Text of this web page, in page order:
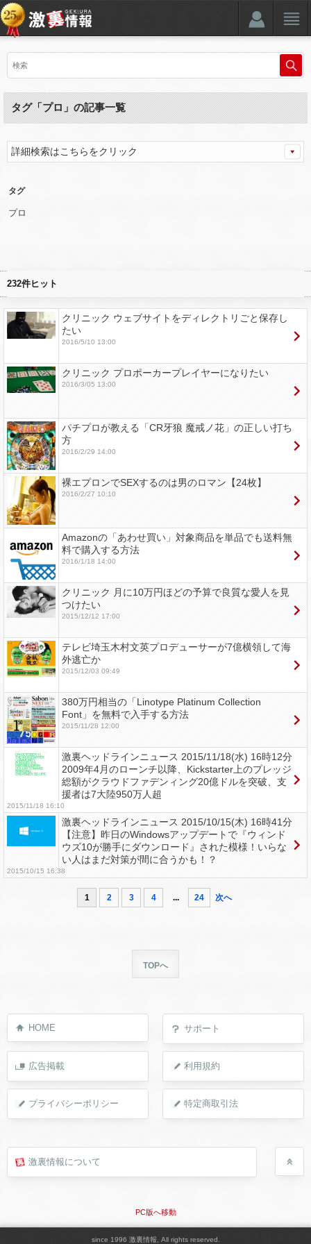
タグ「プロ」の記事一覧
詳細検索はこちらをクリック
タグ
プロ
232件ヒット
クリニック ウェブサイトをディレクトリごと保存し
たい
2016/5/10 13:00
クリニック プロポーカープレイヤーになりたい
2016/3/05 13:00
パチプロが教える「CR牙狼 魔戒ノ花」の正しい打ち
方
2016/2/29 14:00
裸エプロンでSEXするのは男のロマン【24枚】
2016/2/27 10:10
Amazonの「あわせ買い」対象商品を単品でも送料無
料で購入する方法
2016/1/18 14:00
クリニック 月に10万円ほどの予算で良質な愛人を見
つけたい
2015/12/12 17:00
テレビ埼玉木村文英プロデューサーが7億横領して海
外逃亡か
2015/12/03 09:49
380万円相当の「Linotype Platinum Collection
Font」を無料で入手する方法
2015/11/28 12:00
激裏ヘッドラインニュース 2015/11/18(水) 16時12分
2009年4月のローンチ以降、Kickstarter上のプレッジ
総額がクラウドファデンィング20億ドルを突破、支
援者は7大陸950万人超
2015/11/18 16:10
激裏ヘッドラインニュース 2015/10/15(木) 16時41分
【注意】昨日のWindowsアップデートで『ウィンド
ウズ10が勝手にダウンロード』された模様！いらな
い人はまだ対策が間に合うかも！？
2015/10/15 16:38
1 2 3 4 ... 24 次へ
TOPへ
HOME サポート
広告掲載 利用規約
プライバシーポリシー 特定商取引法
激裏情報について
PC版へ移動
since 1996 激裏情報, All rights reserved.